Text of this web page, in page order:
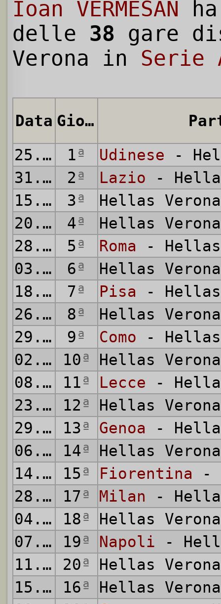
Ioan VERMESAN
delle 38 gare
Verona in Serie
Data Giornata
25.08.2025
1ª Udinese -
31.08.2025
2ª Lazio -
15.09.2025
3ª
Hellas
20.09.2025
4ª
Hellas
28.09.2025
5ª Roma - Hellas
03.10.2025
6ª
Hellas
18.10.2025
7ª Pisa - Hellas
26.10.2025
8ª
Hellas
29.10.2025
9ª Como - Hellas
02.11.2025
10ª
Hellas
08.11.2025
11ª Lecce -
23.11.2025
12ª
Hellas
29.11.2025
13ª Genoa -
06.12.2025
14ª
Hellas
14.12.2025
15ª Fiorentina -
28.12.2025
17ª Milan -
04.01.2026
18ª
Hellas
07.01.2026
19ª Napoli -
11.01.2026
20ª
Hellas
15.01.2026
16ª
Hellas